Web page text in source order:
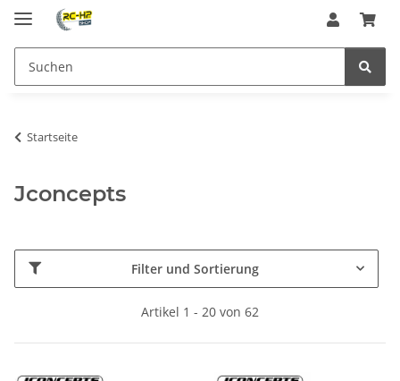
Startseite
Jconcepts
Filter und Sortierung
Artikel 1 - 20 von 62